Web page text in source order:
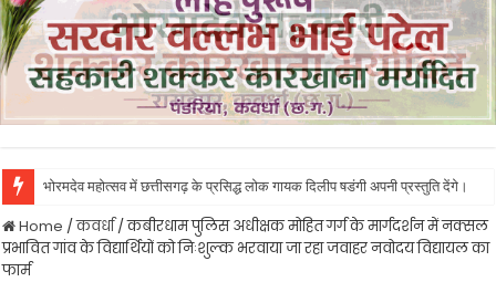
भोरमदेव महोत्सव में छत्तीसगढ़ के प्रसिद्ध लोक गायक दिलीप षडंगी अपनी प्रस्तुति देंगे।
Home /कवर्धा/कबीरधाम पुलिस अधीक्षक मोहित गर्ग के मार्गदर्शन में नक्सल
प्रभावित गांव के विद्यार्थियों को निःशुल्क भरवाया जा रहा जवाहर नवोदय विद्यायल का
फार्म